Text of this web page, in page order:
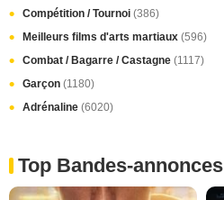
Compétition / Tournoi (386)
Meilleurs films d'arts martiaux (596)
Combat / Bagarre / Castagne (1117)
Garçon (1180)
Adrénaline (6020)
Top Bandes-annonces